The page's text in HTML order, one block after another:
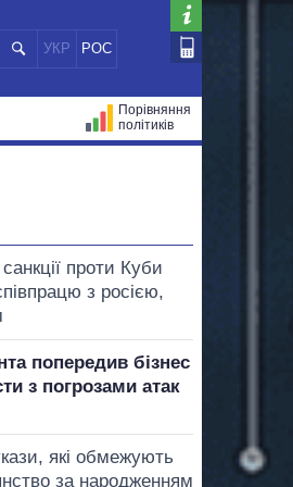
УКР РОС
Порівняння
політиків
проти Куби
з росією,
попередив бізнес
з погрозами атак
які обмежують
за народженням